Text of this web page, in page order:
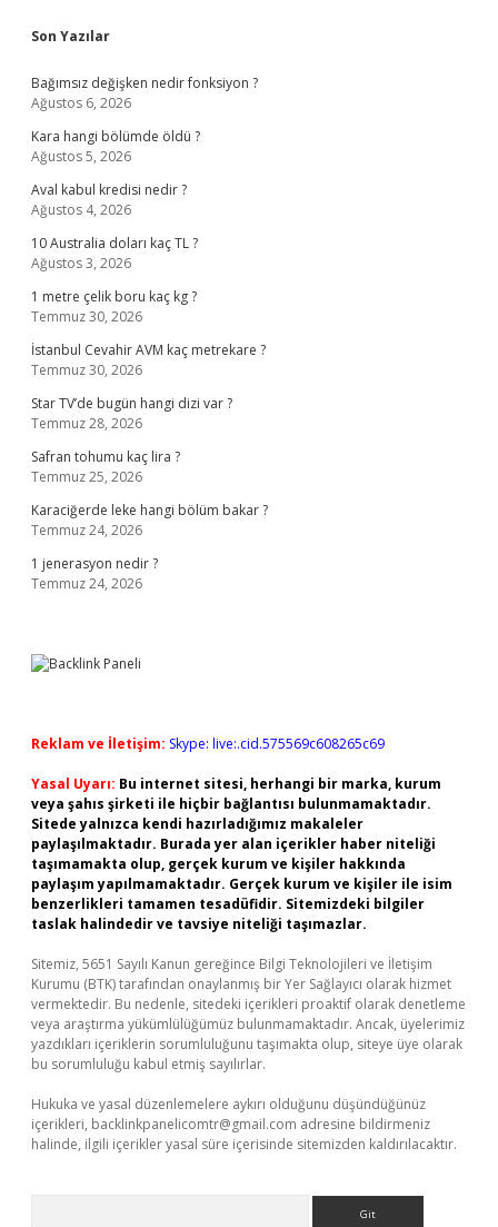
Sidebar
Son Yazılar
Bağımsız değişken nedir fonksiyon ?
Ağustos 6, 2026
Kara hangi bölümde öldü ?
Ağustos 5, 2026
Aval kabul kredisi nedir ?
Ağustos 4, 2026
10 Australia doları kaç TL ?
Ağustos 3, 2026
1 metre çelik boru kaç kg ?
Temmuz 30, 2026
İstanbul Cevahir AVM kaç metrekare ?
Temmuz 30, 2026
Star TV’de bugün hangi dizi var ?
Temmuz 28, 2026
Safran tohumu kaç lira ?
Temmuz 25, 2026
Karaciğerde leke hangi bölüm bakar ?
Temmuz 24, 2026
1 jenerasyon nedir ?
Temmuz 24, 2026
Reklam ve İletişim: Skype: live:.cid.575569c608265c69
Yasal Uyarı: Bu internet sitesi, herhangi bir marka, kurum
veya şahıs şirketi ile hiçbir bağlantısı bulunmamaktadır.
Sitede yalnızca kendi hazırladığımız makaleler
paylaşılmaktadır. Burada yer alan içerikler haber niteliği
taşımamakta olup, gerçek kurum ve kişiler hakkında
paylaşım yapılmamaktadır. Gerçek kurum ve kişiler ile isim
benzerlikleri tamamen tesadüfidir. Sitemizdeki bilgiler
taslak halindedir ve tavsiye niteliği taşımazlar.
Sitemiz, 5651 Sayılı Kanun gereğince Bilgi Teknolojileri ve İletişim
Kurumu (BTK) tarafından onaylanmış bir Yer Sağlayıcı olarak hizmet
vermektedir. Bu nedenle, sitedeki içerikleri proaktif olarak denetleme
veya araştırma yükümlülüğümüz bulunmamaktadır. Ancak, üyelerimiz
yazdıkları içeriklerin sorumluluğunu taşımakta olup, siteye üye olarak
bu sorumluluğu kabul etmiş sayılırlar.
Hukuka ve yasal düzenlemelere aykırı olduğunu düşündüğünüz
içerikleri, backlinkpanelicomtr@gmail.com adresine bildirmeniz
halinde, ilgili içerikler yasal süre içerisinde sitemizden kaldırılacaktır.